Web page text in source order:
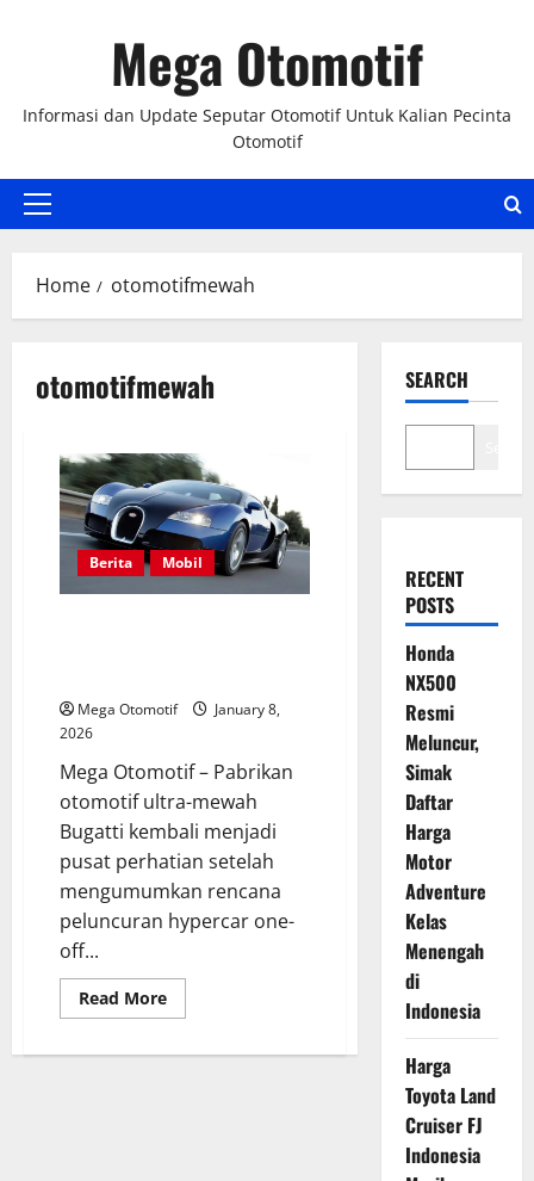
Mega Otomotif
Informasi dan Update Seputar Otomotif Untuk Kalian Pecinta
Otomotif
Primary
Home otomotifmewah
otomotifmewah
Berita Mobil
Mega Otomotif
January 8,
2026
Mega Otomotif – Pabrikan
otomotif ultra-mewah
Bugatti kembali menjadi
pusat perhatian setelah
mengumumkan rencana
peluncuran hypercar one-
off...
Read MoreRead
more
Legenda,
SEARCH
RECENT
POSTS
Honda
NX500
Resmi
Meluncur,
Simak
Daftar
Harga
Motor
Adventure
Kelas
Menengah
di
Indonesia
Harga
Toyota Land
Cruiser FJ
Indonesia